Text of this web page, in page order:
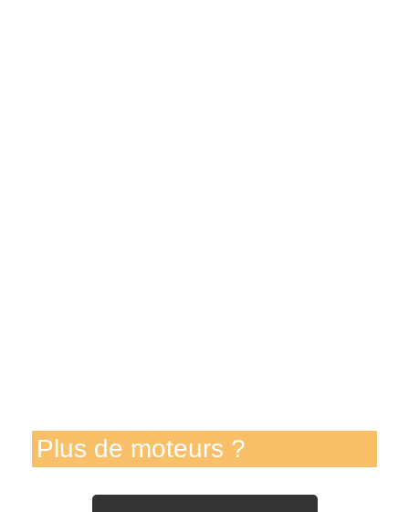
Plus de moteurs ?